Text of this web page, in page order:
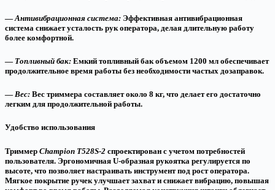
— Антивибрационная система: Эффективная антивибрационная
система снижает усталость рук оператора, делая длительную работу
более комфортной.
— Топливный бак: Емкий топливный бак объемом 1200 мл обеспечивает
продолжительное время работы без необходимости частых дозаправок.
— Вес: Вес триммера составляет около 8 кг, что делает его достаточно
легким для продолжительной работы.
Удобство использования
Триммер Champion T528S-2 спроектирован с учетом потребностей
пользователя. Эргономичная U-образная рукоятка регулируется по
высоте, что позволяет настраивать инструмент под рост оператора.
Мягкое покрытие ручек улучшает захват и снижает вибрацию, повышая